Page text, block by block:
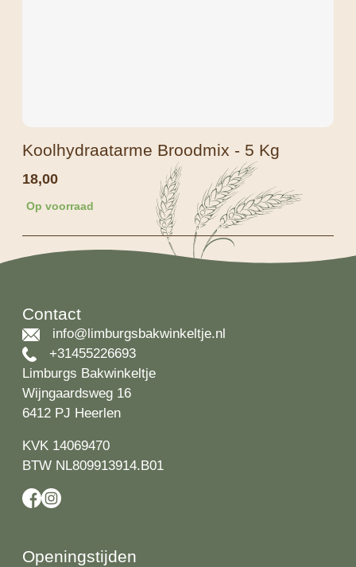
Koolhydraatarme Broodmix - 5 Kg
18,00
Op voorraad
Contact
info@limburgsbakwinkeltje.nl
+31455226693
Limburgs Bakwinkeltje
Wijngaardsweg 16
6412 PJ Heerlen
KVK 14069470
BTW NL809913914.B01
Openingstijden